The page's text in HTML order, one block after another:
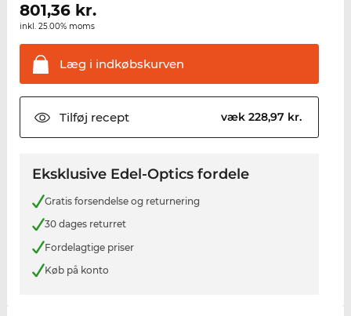
801,36kr.
inkl. 25.00% moms
Læg i indkøbskurven
Tilføj recept væk 228,97 kr.
Eksklusive Edel-Optics fordele
Gratis forsendelse og returnering
30 dages returret
Fordelagtige priser
Køb på konto